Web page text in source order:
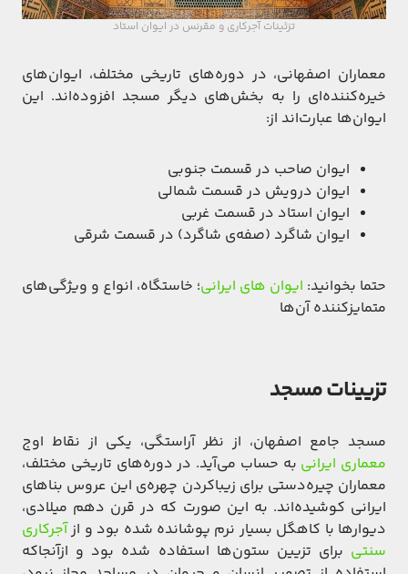
تزئینات آجرکاری و مقرنس در ایوان استاد
معماران اصفهانی، در دوره‌های تاریخی مختلف، ایوان‌های
خیره‌کننده‌ای را به بخش‌های دیگر مسجد افزوده‌اند. این
ایوان‌ها عبارت‌اند از:
ایوان صاحب در قسمت جنوبی
ایوان درویش در قسمت شمالی
ایوان استاد در قسمت غربی
ایوان شاگرد (صفه‌ی شاگرد) در قسمت شرقی
حتما بخوانید: ایوان های ایرانی؛ خاستگاه، انواع و ویژگی‌های
متمایزکننده آن‌ها
تزیینات مسجد
مسجد جامع اصفهان، از نظر آراستگی، یکی از نقاط اوج
معماری ایرانی به حساب می‌آید. در دوره‌های تاریخی مختلف،
معماران چیره‌دستی برای زیباکردن چهره‌ی این عروس بناهای
ایرانی کوشیده‌اند. به این صورت که در قرن دهم میلادی،
دیوارها با کاهگل بسیار نرم پوشانده شده بود و ازآجرکاری
سنتی برای تزیین ستون‌ها استفاده شده بود و ازآنجاکه